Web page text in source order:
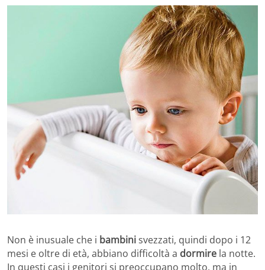
Non è inusuale che i bambinisvezzati, quindi dopo i 12
mesi e oltre di età, abbiano difficoltà a dormire la notte.
In questi casi i genitori si preoccupano molto, ma in